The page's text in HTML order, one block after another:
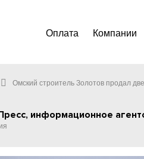
Оплата Компании
Омский строитель Золотов продал
информационное